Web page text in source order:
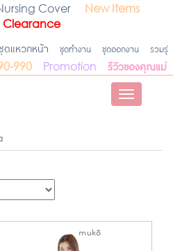
Cover
New Items
Clearance
ดแหวกหน้า ชุดทำงาน ชุดออกงาน
รวมรุ่
990 Promotion รีวิวของคุณแม่
Toggle